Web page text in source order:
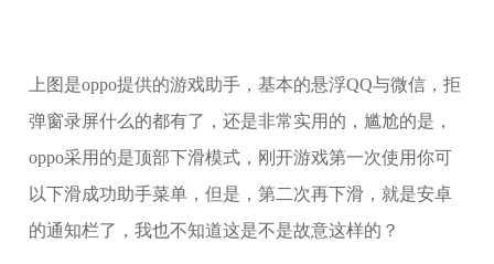
上图是oppo提供的游戏助手，基本的悬浮QQ与微信，拒
弹窗录屏什么的都有了，还是非常实用的，尴尬的是，
oppo采用的是顶部下滑模式，刚开游戏第一次使用你可
以下滑成功助手菜单，但是，第二次再下滑，就是安卓
的通知栏了，我也不知道这是不是故意这样的？